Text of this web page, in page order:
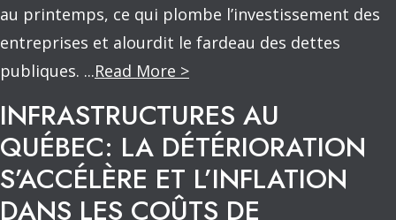
au printemps, ce qui plombe l’investissement des
entreprises et alourdit le fardeau des dettes
publiques. ...Read More >
INFRASTRUCTURES AU
QUÉBEC: LA DÉTÉRIORATION
S’ACCÉLÈRE ET L’INFLATION
DANS LES COÛTS DE